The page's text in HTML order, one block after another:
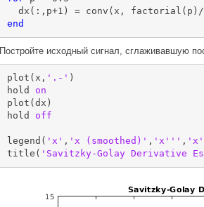
dx(:,p+1) = conv(x,
end
Постройте исходный сигнал, сглаживавшую
plot(x, '.-' )
hold on
plot(dx)
hold off
legend( 'x' , 'x (smoothed)' , 'x''' ,
title( 'Savitzky-Golay Derivative